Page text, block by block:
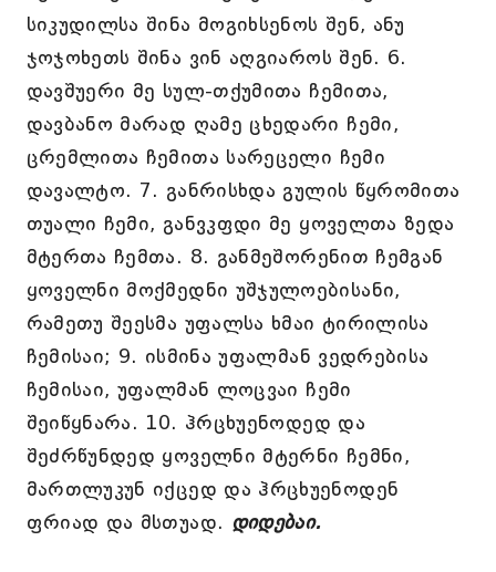
სიკუდილსა შინა მოგიხსენოს შენ, ანუ
ჯოჯოხეთს შინა ვინ აღგიაროს შენ. 6.
დავშუერი მე სულ-თქუმითა ჩემითა,
დავბანო მარად ღამე ცხედარი ჩემი,
ცრემლითა ჩემითა სარეცელი ჩემი
დავალტო. 7. განრისხდა გულის წყრომითა
თუალი ჩემი, განვკფდი მე ყოველთა ზედა
მტერთა ჩემთა. 8. განმეშორენით ჩემგან
ყოველნი მოქმედნი უშჯულოებისანი,
რამეთუ შეესმა უფალსა ხმაი ტირილისა
ჩემისაი; 9. ისმინა უფალმან ვედრებისა
ჩემისაი, უფალმან ლოცვაი ჩემი
შეიწყნარა. 10. ჰრცხუენოდედ და
შეძრწუნდედ ყოველნი მტერნი ჩემნი,
მართლუკუნ იქცედ და ჰრცხუენოდენ
ფრიად და მსთუად. დიდებაი.